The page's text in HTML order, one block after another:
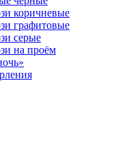
коричневые
графитовые
серые
на проём